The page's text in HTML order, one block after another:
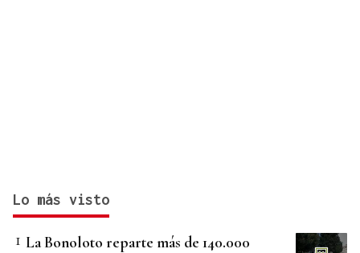
Lo más visto
La Bonoloto reparte más de 140.000